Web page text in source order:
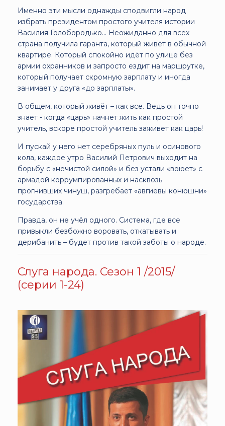
Именно эти мысли однажды сподвигли народ
избрать президентом простого учителя истории
Василия Голобородько... Неожиданно для всех
страна получила гаранта, который живёт в обычной
квартире. Который спокойно идёт по улице без
армии охранников и запросто ездит на маршрутке,
который получает скромную зарплату и иногда
занимает у друга «до зарплаты».
В общем, который живёт – как все. Ведь он точно
знает - когда «царь» начнет жить как простой
учитель, вскоре простой учитель заживет как царь!
И пускай у него нет серебряных пуль и осинового
кола, каждое утро Василий Петрович выходит на
борьбу с «нечистой силой» и без устали «воюет» с
армадой коррумпированных и насквозь
прогнивших чинуш, разгребает «авгиевы конюшни»
государства.
Правда, он не учёл одного. Система, где все
привыкли безбожно воровать, откатывать и
дерибанить – будет против такой заботы о народе.
Слуга народа. Сезон 1 /2015/
(серии 1-24)